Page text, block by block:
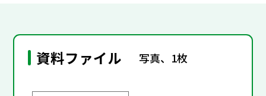
資料ファイル 写真、1枚